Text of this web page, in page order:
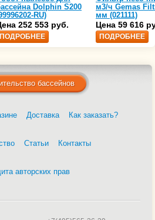
Dolphin S200
RU)
252 553 руб.
ПОДРОБНЕЕ
м3/ч Gemas
мм (021111)
Цена 59 616
ПОДРОБНЕЕ
бассейнов
Доставка Как заказать?
Статьи Контакты
авторских прав